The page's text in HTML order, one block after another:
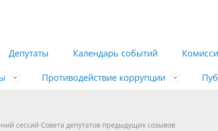
Депутаты Календарь событий
решений сессий Совета
недействующими решений
Противодействие коррупции
сессий Совета депутатов предыдущих созывов